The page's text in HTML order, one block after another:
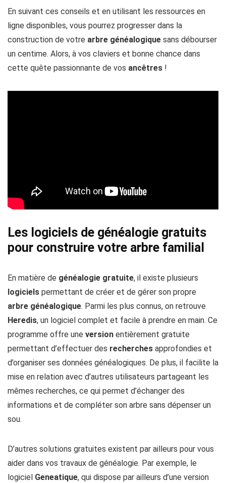
En suivant ces conseils et en utilisant les ressources en
ligne disponibles, vous pourrez progresser dans la
construction de votre arbre généalogique sans débourser
un centime. Alors, à vos claviers et bonne chance dans
cette quête passionnante de vos ancêtres !
Les logiciels de généalogie gratuits
pour construire votre arbre familial
En matière de généalogie gratuite, il existe plusieurs
logiciels permettant de créer et de gérer son propre
arbre généalogique. Parmi les plus connus, on retrouve
Heredis, un logiciel complet et facile à prendre en main. Ce
programme offre une version entièrement gratuite
permettant d’effectuer des recherches approfondies et
d’organiser ses données généalogiques. De plus, il facilite la
mise en relation avec d’autres utilisateurs partageant les
mêmes recherches, ce qui permet d’échanger des
informations et de compléter son arbre sans dépenser un
sou.
D’autres solutions gratuites existent par ailleurs pour vous
aider dans vos travaux de généalogie. Par exemple, le
logiciel Geneatique, qui dispose par ailleurs d’une version